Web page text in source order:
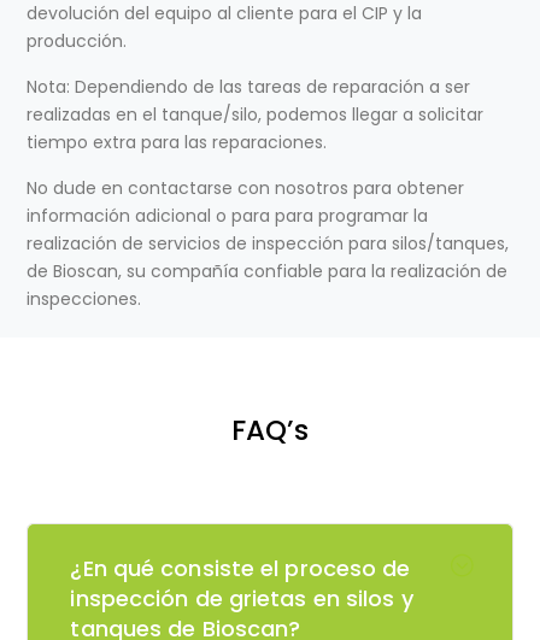
devolución del equipo al cliente para el CIP y la
producción.
Nota: Dependiendo de las tareas de reparación a ser
realizadas en el tanque/silo, podemos llegar a solicitar
tiempo extra para las reparaciones.
No dude en contactarse con nosotros para obtener
información adicional o para para programar la
realización de servicios de inspección para silos/tanques,
de Bioscan, su compañía confiable para la realización de
inspecciones.
FAQ’s
¿En qué consiste el proceso de
inspección de grietas en silos y
tanques de Bioscan?